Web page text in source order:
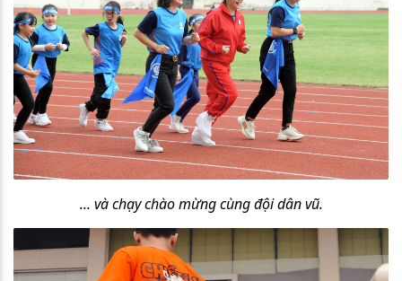
... và chạy chào mừng cùng đội dân vũ.